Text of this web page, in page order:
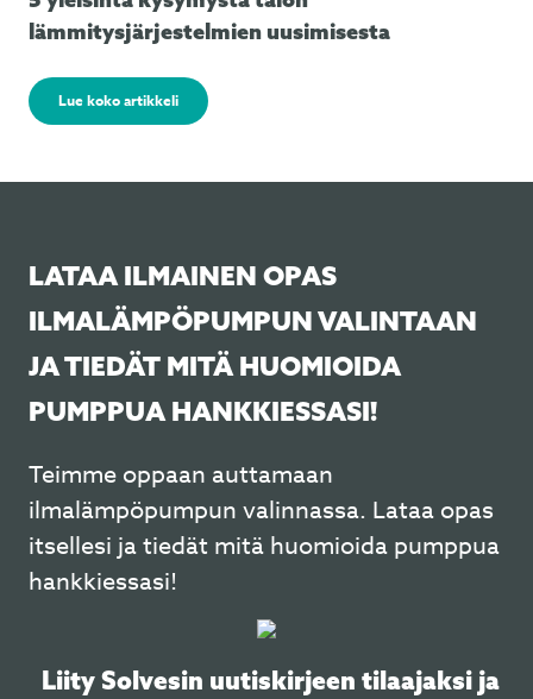
lämmitysjärjestelmien uusimisesta
Lue koko artikkeli
LATAA ILMAINEN OPAS
ILMALÄMPÖPUMPUN VALINTAAN
JA TIEDÄT MITÄ HUOMIOIDA
PUMPPUA HANKKIESSASI!
Teimme oppaan auttamaan
ilmalämpöpumpun valinnassa. Lataa opas
itsellesi ja tiedät mitä huomioida pumppua
hankkiessasi!
Liity Solvesin uutiskirjeen tilaajaksi ja